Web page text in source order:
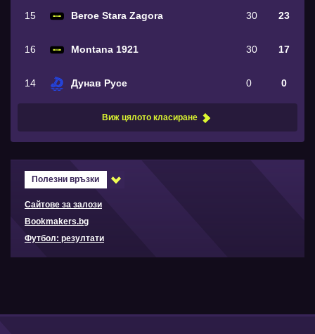
15 Beroe Stara Zagora 30 23
16 Montana 1921 30 17
14 Дунав Русе 0 0
Виж цялото класиране
Полезни връзки
Сайтове за залози
Bookmakers.bg
Футбол: резултати